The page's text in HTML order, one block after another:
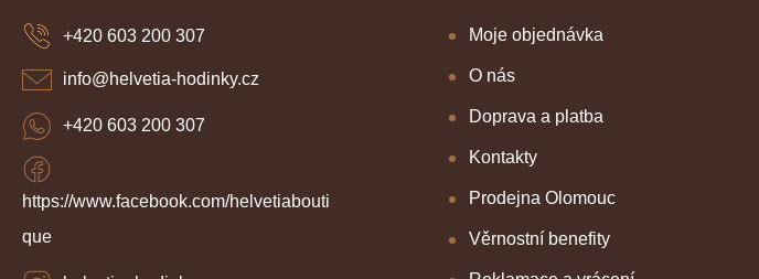
info@helvetia-hodinky.cz
+420 603 200 307
https://www.facebook.com/helvetiabouti
que
+420 603 200 307
Moje objednávka
O nás
Doprava a platba
Kontakty
Prodejna Olomouc
Věrnostní benefity